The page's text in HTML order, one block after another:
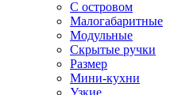
С островом
Малогабаритные
Модульные
Скрытые ручки
Размер
Мини-кухни
Узкие